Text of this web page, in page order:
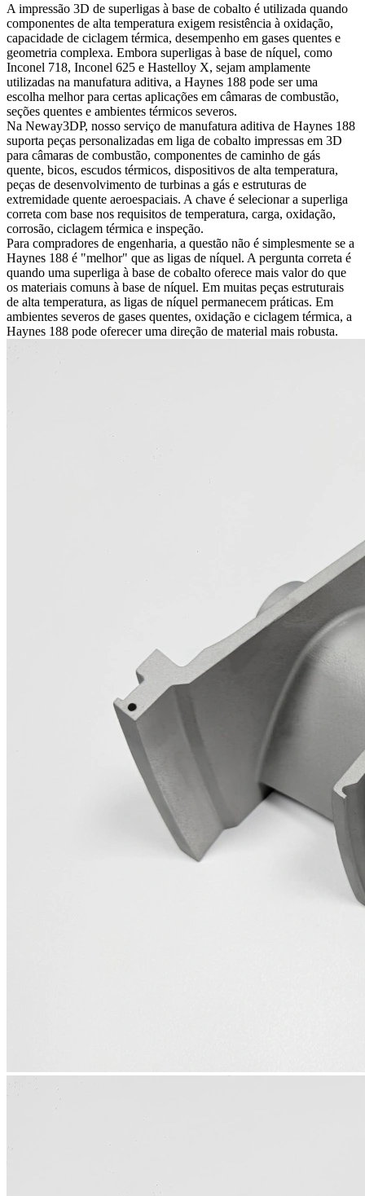
A impressão 3D de superligas à base de cobalto é utilizada quando
componentes de alta temperatura exigem resistência à oxidação,
capacidade de ciclagem térmica, desempenho em gases quentes e
geometria complexa. Embora superligas à base de níquel, como
Inconel 718, Inconel 625 e Hastelloy X, sejam amplamente
utilizadas na manufatura aditiva, a Haynes 188 pode ser uma
escolha melhor para certas aplicações em câmaras de combustão,
seções quentes e ambientes térmicos severos.
Na Neway3DP, nosso serviço de manufatura aditiva de Haynes 188
suporta peças personalizadas em liga de cobalto impressas em 3D
para câmaras de combustão, componentes de caminho de gás
quente, bicos, escudos térmicos, dispositivos de alta temperatura,
peças de desenvolvimento de turbinas a gás e estruturas de
extremidade quente aeroespaciais. A chave é selecionar a superliga
correta com base nos requisitos de temperatura, carga, oxidação,
corrosão, ciclagem térmica e inspeção.
Para compradores de engenharia, a questão não é simplesmente se a
Haynes 188 é "melhor" que as ligas de níquel. A pergunta correta é
quando uma superliga à base de cobalto oferece mais valor do que
os materiais comuns à base de níquel. Em muitas peças estruturais
de alta temperatura, as ligas de níquel permanecem práticas. Em
ambientes severos de gases quentes, oxidação e ciclagem térmica, a
Haynes 188 pode oferecer uma direção de material mais robusta.